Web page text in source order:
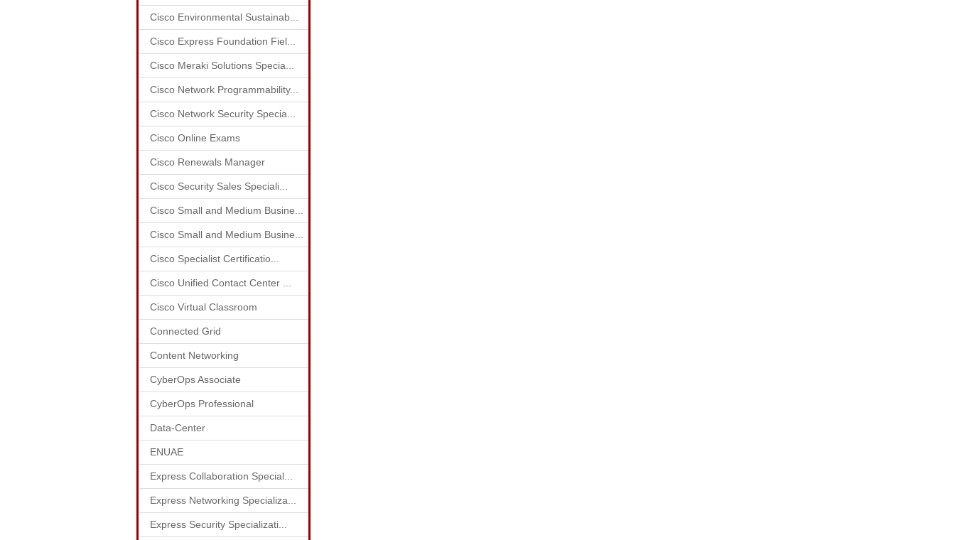
Cisco Environmental Sustainab...
Cisco Express Foundation Fiel...
Cisco Meraki Solutions Specia...
Cisco Network Programmability...
Cisco Network Security Specia...
Cisco Online Exams
Cisco Renewals Manager
Cisco Security Sales Speciali...
Cisco Small and Medium Busine...
Cisco Small and Medium Busine...
Cisco Specialist Certificatio...
Cisco Unified Contact Center ...
Cisco Virtual Classroom
Connected Grid
Content Networking
CyberOps Associate
CyberOps Professional
Data-Center
ENUAE
Express Collaboration Special...
Express Networking Specializa...
Express Security Specializati...